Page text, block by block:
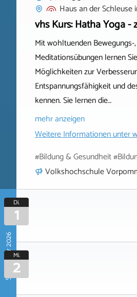
Haus an der Schleuse
vhs Kurs: Hatha Yoga -
Mit wohltuenden
Meditationsübungen lernen
Möglichkeiten zur
Entspannungsfähigkeit und
kennen. Sie lernen die…
mehr anzeigen
Weitere Informationen unter
#Bildung & Gesundheit
Volkshochschule
September 2026
Di.
1
Mi.
2